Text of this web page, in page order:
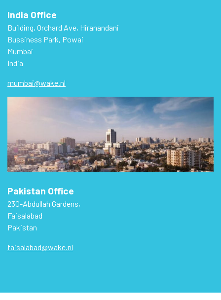
India Office
Building, Orchard Ave, Hiranandani
Bussiness Park, Powai
Mumbai
India
mumbai@wake.nl
Pakistan Office
230-Abdullah Gardens,
Faisalabad
Pakistan
faisalabad@wake.nl